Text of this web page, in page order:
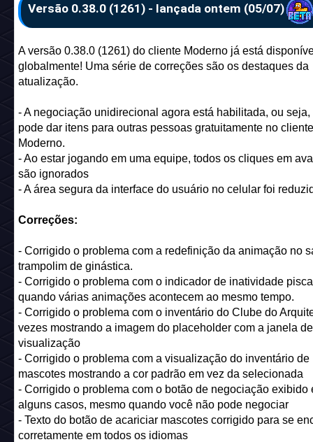
Versão 0.38.0 (1261) - lançada ontem (05/07)
A versão 0.38.0 (1261) do cliente Moderno já está
globalmente! Uma série de correções são os destaques da
atualização.
- A negociação unidirecional agora está habilitada, ou seja,
pode dar itens para outras pessoas gratuitamente no cliente
Moderno.
- Ao estar jogando em uma equipe, todos os cliques em
são ignorados
- A área segura da interface do usuário no celular foi
Correções:
- Corrigido o problema com a redefinição da animação no
trampolim de ginástica.
- Corrigido o problema com o indicador de inatividade
quando várias animações acontecem ao mesmo tempo.
- Corrigido o problema com o inventário do Clube do
vezes mostrando a imagem do placeholder com a janela de
visualização
- Corrigido o problema com a visualização do inventário de
mascotes mostrando a cor padrão em vez da selecionada
- Corrigido o problema com o botão de negociação exibido
alguns casos, mesmo quando você não pode negociar
- Texto do botão de acariciar mascotes corrigido para se
corretamente em todos os idiomas